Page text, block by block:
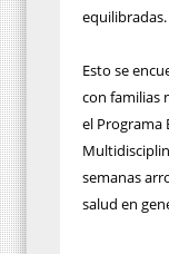
equilibradas.
Esto se
con familias
el Programa
semanas
salud en